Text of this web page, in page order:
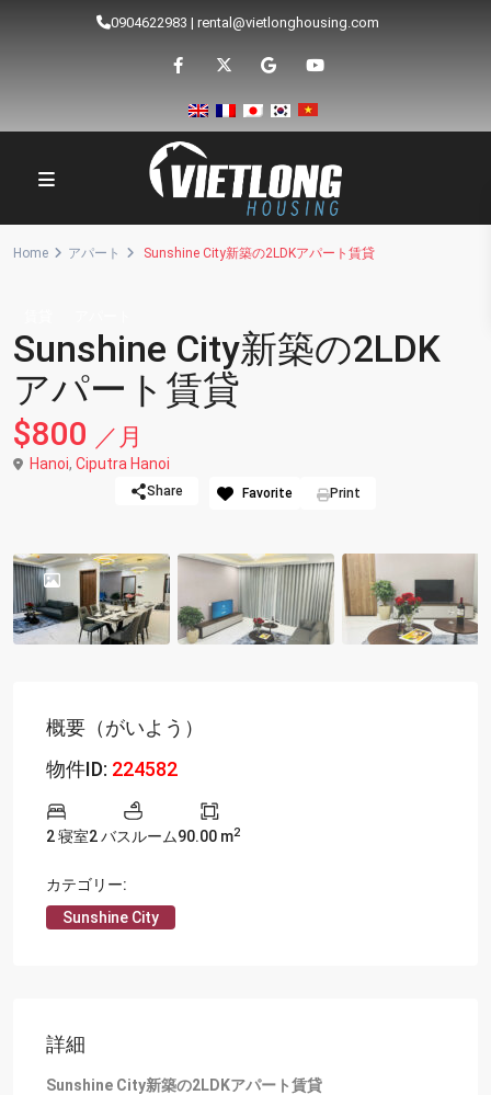
0904622983 | rental@vietlonghousing.com
Home アパート Sunshine City新築の2LDKアパート賃貸
Sunshine City新築の2LDK
アパート賃貸
$800 ／月
Hanoi, Ciputra Hanoi
Share Favorite Print
概要（がいよう）
物件ID: 224582
2 寝室2 バスルーム90.00 m2
カテゴリー:
Sunshine City
詳細
Sunshine City新築の2LDKアパート賃貸